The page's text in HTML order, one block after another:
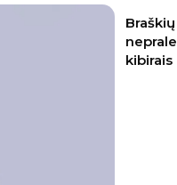
rugpjūtį 2026:
datų – kitąmet skinsite